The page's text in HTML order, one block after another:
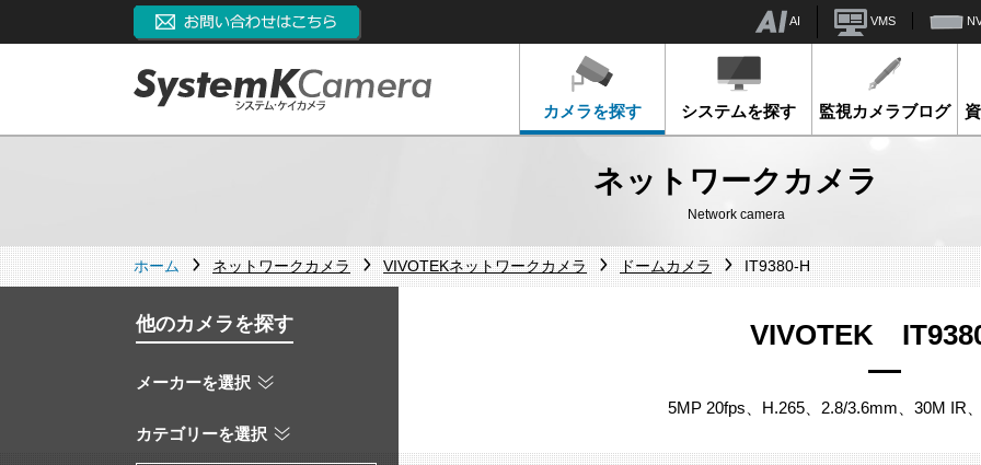
AI VMS
カメラを探す システムを探す 監視カメラブログ
ネットワークカメラ
Network camera
ホーム ネットワークカメラ VIVOTEKネットワークカメラ ドームカメラ IT9380-H
VIVOTEK
5MP 20fps、H.265、2.8/3.6mm、30M IR
他のカメラを探す
メーカーを選択
カテゴリーを選択